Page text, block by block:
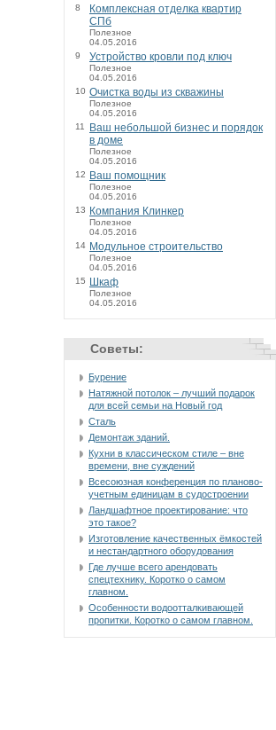
8
Комплексная отделка квартир
СПб
Полезное
04.05.2016
9
Устройство кровли под ключ
Полезное
04.05.2016
10 Очистка воды из скважины
Полезное
04.05.2016
11
Ваш небольшой бизнес и порядок
в доме
Полезное
04.05.2016
12
Ваш помощник
Полезное
04.05.2016
13
Компания Клинкер
Полезное
04.05.2016
14 Модульное строительство
Полезное
04.05.2016
15
Шкаф
Полезное
04.05.2016
Советы:
Бурение
Натяжной потолок – лучший подарок
для всей семьи на Новый год
Сталь
Демонтаж зданий.
Кухни в классическом стиле – вне
времени, вне суждений
Всесоюзная конференция по планово-
учетным единицам в судостроении
Ландшафтное проектирование: что
это такое?
Изготовление качественных ёмкостей
и нестандартного оборудования
Где лучше всего арендовать
спецтехнику. Коротко о самом
главном.
Особенности водоотталкивающей
пропитки. Коротко о самом главном.